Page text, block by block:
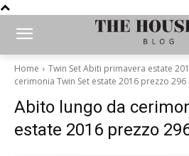
Home Twin Set Abiti primavera estate
cerimonia Twin Set estate 2016 prezzo 296
Abito lungo da
estate 2016 prezzo